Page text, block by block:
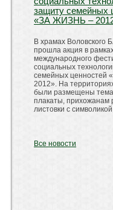
защиту семейных
«ЗА ЖИЗНЬ –
В храмах Воловского
прошла акция в
международного
социальных
семейных ценностей
2012». На
были размещены
плакаты, прихожанам
листовки с символикой
Все новости